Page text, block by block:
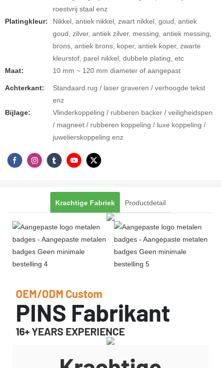
roestvrij staal enz
Platingkleur:
Nikkel, antiek nikkel, zwart nikkel, goud, antiek
goud, zilver, antiek zilver, messing, antiek messing,
brons, antiek brons, koper, antiek koper, zwarte
kleurstof, parel nikkel, dubbele plating, etc
Maat:
10 mm ~ 120 mm diameter of aangepast
Achterkant:
Standaard rug / laser graveren / verhoogde tekst
enz
Bijlage:
Vlinderkoppeling / rubberen backer / veiligheidspen
/ magneet / rubberen koppeling / luxe koppeling /
juwelierskoppeling enz
Krachtige Fabriek Productdetail
OEM/ODM Custom
PINS Fabrikant
16+ YEARS EXPERIENCE